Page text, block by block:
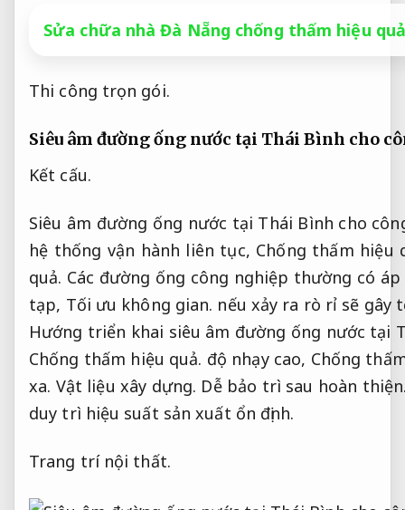
Sửa chữa nhà Đà Nẵng chống thấm hiệu
Thi công trọn gói.
Siêu âm đường ống nước tại Thái Bình cho
Kết cấu.
Siêu âm đường ống nước tại Thái Bình cho
hệ thống vận hành liên tục, Chống thấm hiệu
quả. Các đường ống công nghiệp thường có
tạp, Tối ưu không gian. nếu xảy ra rò rỉ sẽ
Hướng triển khai siêu âm đường ống nước tại
Chống thấm hiệu quả. độ nhạy cao, Chống
xa. Vật liệu xây dựng. Dễ bảo trì sau hoàn
duy trì hiệu suất sản xuất ổn định.
Trang trí nội thất.